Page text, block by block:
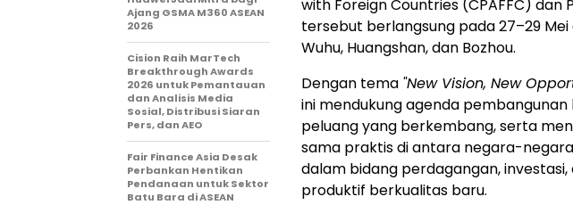
with Foreign Countries (CPAFFC) dan
tersebut berlangsung pada 27–29
Wuhu, Huangshan, dan Bozhou.
Dengan tema "New Vision, New
ini mendukung agenda
peluang yang berkembang, serta
sama praktis di antara negara-negara
dalam bidang perdagangan,
produktif berkualitas baru.
Ajang GSMA M360 ASEAN
2026
Cision Raih MarTech
Breakthrough Awards
2026 untuk Pemantauan
dan Analisis Media
Sosial, Distribusi Siaran
Pers, dan AEO
Fair Finance Asia Desak
Perbankan Hentikan
Pendanaan untuk Sektor
Batu Bara di ASEAN